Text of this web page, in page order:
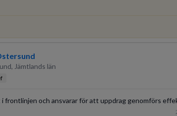
Jämtlands län
frontlinjen och ansvarar för att uppdrag genomförs